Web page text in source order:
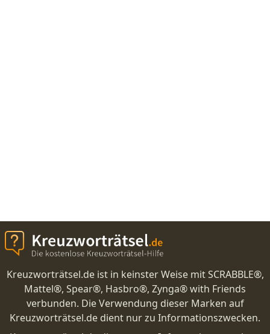
Kreuzworträtsel.de ist in keinster Weise mit SCRABBLE®,
Mattel®, Spear®, Hasbro®, Zynga® with Friends
verbunden. Die Verwendung dieser Marken auf
Kreuzworträtsel.de dient nur zu Informationszwecken.